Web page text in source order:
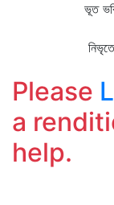
ভূত ভবিষ্যৎ
সে
নিভৃতে
Please
a
help.